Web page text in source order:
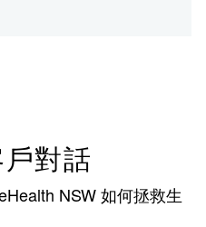
戶對話
NSW 如何拯救生